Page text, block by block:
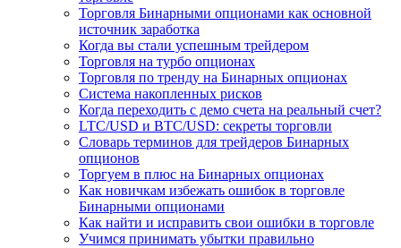
Торговля Бинарными опционами как основной
источник заработка
Когда вы стали успешным трейдером
Торговля на турбо опционах
Торговля по тренду на Бинарных опционах
Система накопленных рисков
Когда переходить с демо счета на реальный счет?
LTC/USD и BTC/USD: секреты торговли
Словарь терминов для трейдеров Бинарных
опционов
Торгуем в плюс на Бинарных опционах
Как новичкам избежать ошибок в торговле
Бинарными опционами
Как найти и исправить свои ошибки в торговле
Учимся принимать убытки правильно